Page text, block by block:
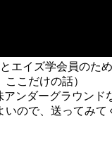
エイズ学会員のた
こだけの話）
ンダーグラウンド
ので、送ってみ